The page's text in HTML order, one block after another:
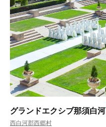
グランドエクシブ那須白河
西白河郡西郷村